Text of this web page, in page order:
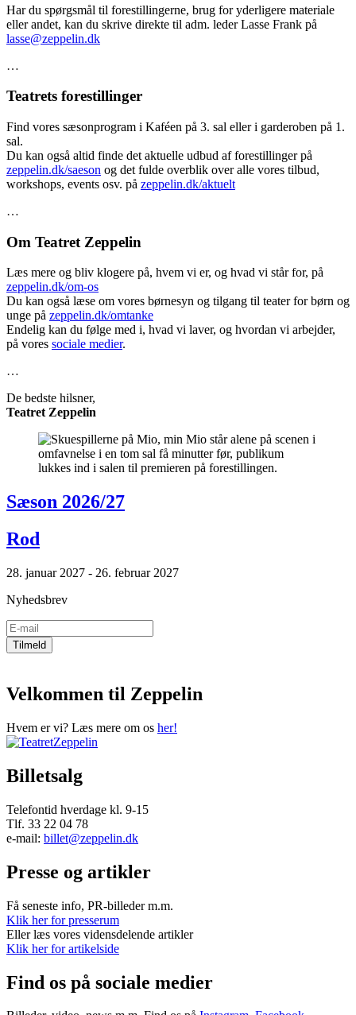
Har du spørgsmål til forestillingerne, brug for yderligere materiale
eller andet, kan du skrive direkte til adm. leder Lasse Frank på
lasse@zeppelin.dk
…
Teatrets forestillinger
Find vores sæsonprogram i Kaféen på 3. sal eller i garderoben på 1.
sal.
Du kan også altid finde det aktuelle udbud af forestillinger på
zeppelin.dk/saeson og det fulde overblik over alle vores tilbud,
workshops, events osv. på zeppelin.dk/aktuelt
…
Om Teatret Zeppelin
Læs mere og bliv klogere på, hvem vi er, og hvad vi står for, på
zeppelin.dk/om-os
Du kan også læse om vores børnesyn og tilgang til teater for børn og
unge på zeppelin.dk/omtanke
Endelig kan du følge med i, hvad vi laver, og hvordan vi arbejder,
på vores sociale medier.
…
De bedste hilsner,
Teatret Zeppelin
Sæson 2026/27
Rod
28. januar 2027 - 26. februar 2027
Nyhedsbrev
Velkommen til Zeppelin
Hvem er vi? Læs mere om os her!
Billetsalg
Telefontid hverdage kl. 9-15
Tlf. 33 22 04 78
e-mail: billet@zeppelin.dk
Presse og artikler
Få seneste info, PR-billeder m.m.
Klik her for presserum
Eller læs vores vidensdelende artikler
Klik her for artikelside
Find os på sociale medier